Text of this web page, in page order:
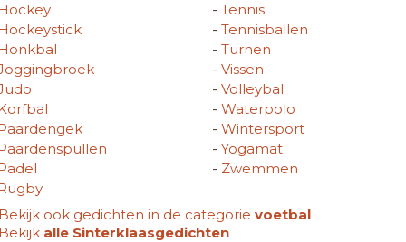
- Tennis
- Tennisballen
- Turnen
- Vissen
- Volleybal
- Waterpolo
- Wintersport
- Yogamat
- Zwemmen
Bekijk ook gedichten in de categorie voetbal
Bekijk alle Sinterklaasgedichten